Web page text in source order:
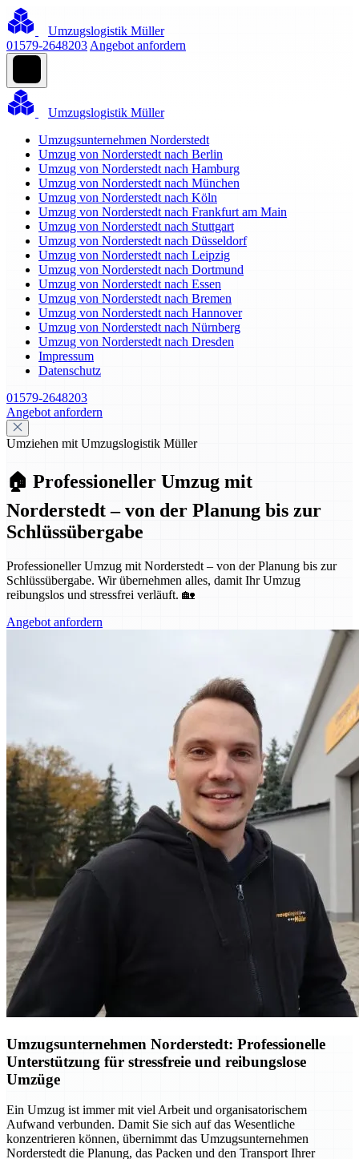
Umzugslogistik Müller
01579-2648203 Angebot anfordern
Umzugslogistik Müller
Umzugsunternehmen Norderstedt
Umzug von Norderstedt nach Berlin
Umzug von Norderstedt nach Hamburg
Umzug von Norderstedt nach München
Umzug von Norderstedt nach Köln
Umzug von Norderstedt nach Frankfurt am Main
Umzug von Norderstedt nach Stuttgart
Umzug von Norderstedt nach Düsseldorf
Umzug von Norderstedt nach Leipzig
Umzug von Norderstedt nach Dortmund
Umzug von Norderstedt nach Essen
Umzug von Norderstedt nach Bremen
Umzug von Norderstedt nach Hannover
Umzug von Norderstedt nach Nürnberg
Umzug von Norderstedt nach Dresden
Impressum
Datenschutz
01579-2648203
Angebot anfordern
Umziehen mit Umzugslogistik Müller
🏠 Professioneller Umzug mit
Norderstedt – von der Planung bis zur
Schlüssübergabe
Professioneller Umzug mit Norderstedt – von der Planung bis zur
Schlüssübergabe. Wir übernehmen alles, damit Ihr Umzug
reibungslos und stressfrei verläuft. 🏡
Angebot anfordern
Umzugsunternehmen Norderstedt: Professionelle
Unterstützung für stressfreie und reibungslose
Umzüge
Ein Umzug ist immer mit viel Arbeit und organisatorischem
Aufwand verbunden. Damit Sie sich auf das Wesentliche
konzentrieren können, übernimmt das Umzugsunternehmen
Norderstedt die Planung, das Packen und den Transport Ihrer